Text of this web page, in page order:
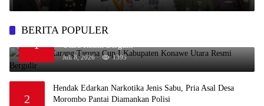
BERITA POPULER
1
Perdana, Karang Taruna Cup I Kabupaten Konawe
Utara Resmi Bergulir
Juli 8, 2026 1395
2
Hendak Edarkan Narkotika Jenis Sabu, Pria Asal Desa
Morombo Pantai Diamankan Polisi